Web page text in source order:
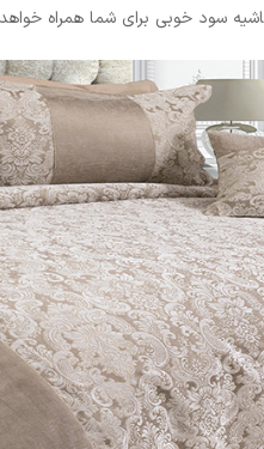
سود خوبی برای شما همراه